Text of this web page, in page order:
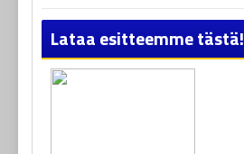
Lataa esitteemme tästä!